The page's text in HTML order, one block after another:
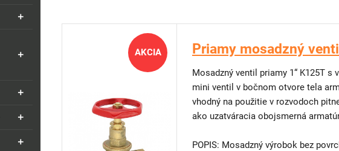
AKCIA Priamy mosadzný
Mosadzný ventil priamy 1“ K125T
mini ventil v bočnom otvore tela
vhodný na použitie v rozvodoch
ako uzatváracia obojsmerná
POPIS: Mosadzný výrobok bez